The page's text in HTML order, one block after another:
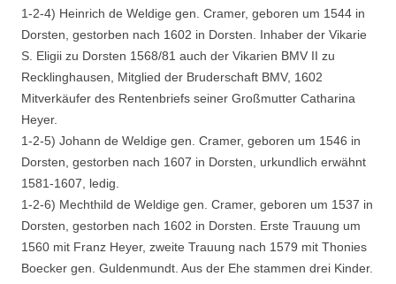
1-2-4) Heinrich de Weldige gen. Cramer, geboren um 1544 in
Dorsten, gestorben nach 1602 in Dorsten. Inhaber der Vikarie
S. Eligii zu Dorsten 1568/81 auch der Vikarien BMV II zu
Recklinghausen, Mitglied der Bruderschaft BMV, 1602
Mitverkäufer des Rentenbriefs seiner Großmutter Catharina
Heyer.
1-2-5) Johann de Weldige gen. Cramer, geboren um 1546 in
Dorsten, gestorben nach 1607 in Dorsten, urkundlich erwähnt
1581-1607, ledig.
1-2-6) Mechthild de Weldige gen. Cramer, geboren um 1537 in
Dorsten, gestorben nach 1602 in Dorsten. Erste Trauung um
1560 mit Franz Heyer, zweite Trauung nach 1579 mit Thonies
Boecker gen. Guldenmundt. Aus der Ehe stammen drei Kinder.